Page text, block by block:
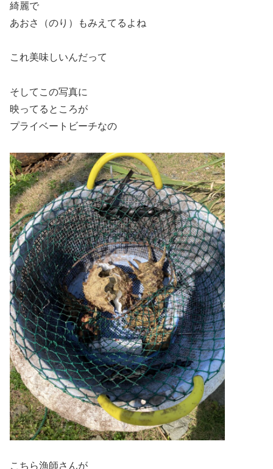
綺麗で
あおさ（のり）もみえてるよね
これ美味しいんだって
そしてこの写真に
映ってるところが
プライベートビーチなの
こちら漁師さんが